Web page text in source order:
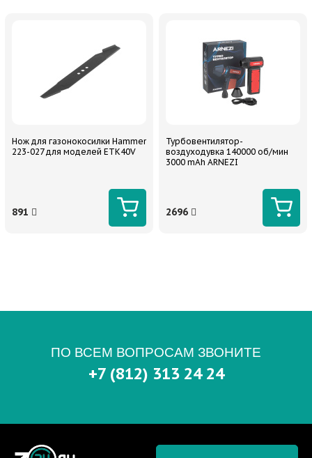
Нож для газонокосилки Hammer
223-027 для моделей ETK40V
891
Турбовентилятор-
воздуходувка 140000 об/мин
3000 mAh ARNEZI
2696
ПО ВСЕМ ВОПРОСАМ ЗВОНИТЕ
+7 (812) 313 24 24